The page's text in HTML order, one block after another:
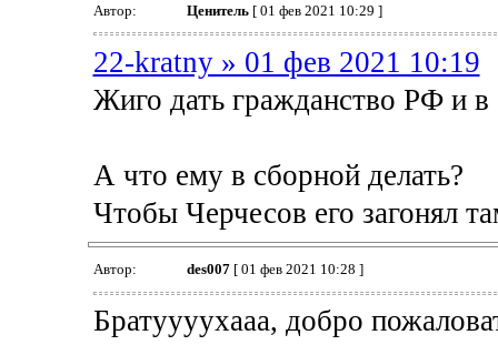
Автор: Ценитель[ 01 фев 2021 10:29 ]
22-kratny » 01 фев 2021 10:19
Жиго дать гражданство РФ и
А что ему в сборной делать?
Чтобы Черчесов его загонял
Автор: des007[ 01 фев 2021 10:28 ]
Братуууухааа, добро